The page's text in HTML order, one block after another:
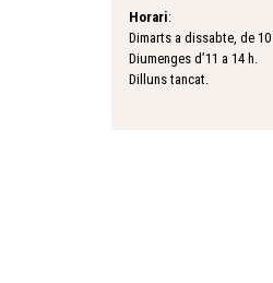
Horari:
Dimarts a dissabte, de
Diumenges d’11 a 14 h.
Dilluns tancat.